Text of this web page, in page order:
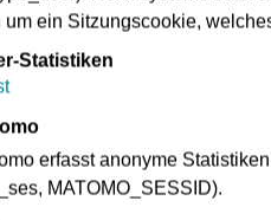
fehlerfrei verarbeitet
aber beliebig viele Dateien
der Rechnungen im
mit der
um ein Sitzungscookie,
Statistiken
erfasst anonyme
MATOMO_SESSID).